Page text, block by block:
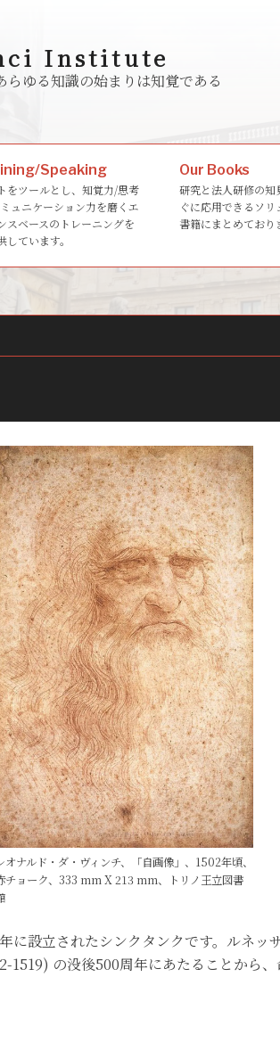
Institute
らゆる知識の始まりは知覚である
Speaking
をツールとし、知覚力/思考
ュニケーション力を磨くエ
スベースのトレーニングを
しています。
Our Books
研究と法人研修の知
ぐに応用できるソリ
書籍にまとめており
オナルド・ダ・ヴィンチ、「自画像」、1502年頃、
チョーク、333 mm X 213 mm、トリノ王立図書
に設立されたシンクタンクです。ルネッ
1519) の没後500周年にあたることから、